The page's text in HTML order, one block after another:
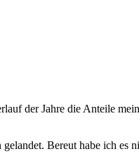
der Jahre die Anteile
Bereut habe ich es